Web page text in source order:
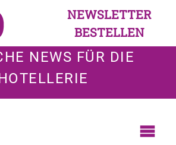
NEWSLETTER
BESTELLEN
NEWS FÜR DIE